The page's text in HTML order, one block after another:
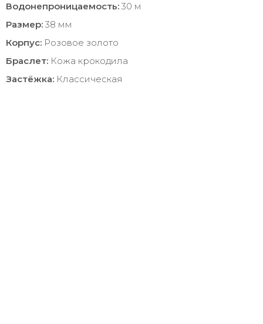
Водонепроницаемость: 30 м
Размер: 38 мм
Корпус: Розовое золото
Браслет: Кожа крокодила
Застёжка: Классическая